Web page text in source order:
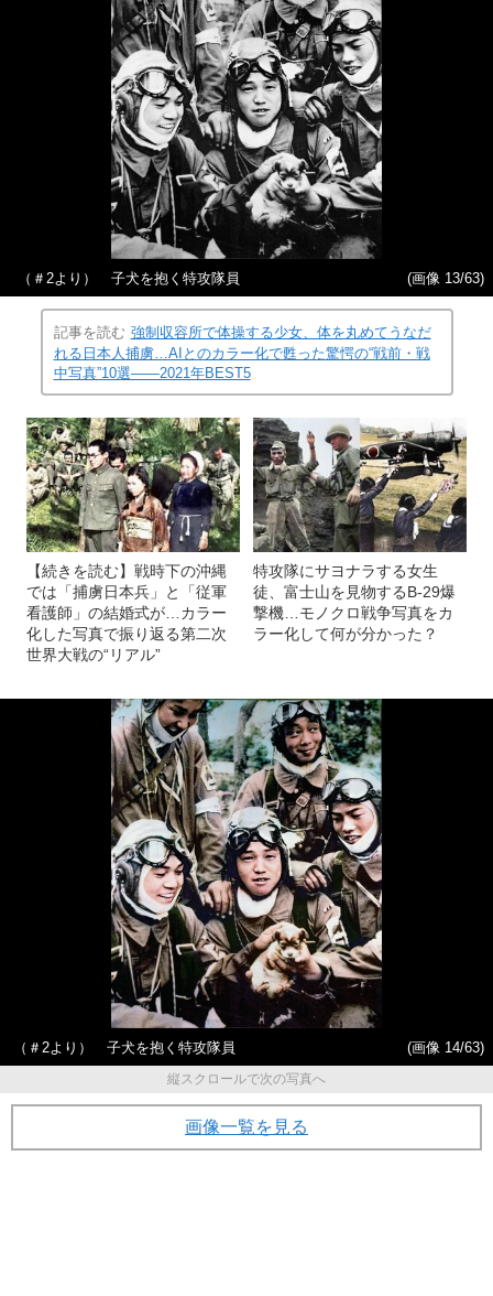
（＃2より） 子犬を抱く特攻隊員 (画像 13/63)
記事を読む 強制収容所で体操する少女、体を丸めてうなだ
れる日本人捕虜…AIとのカラー化で甦った驚愕の“戦前・戦
中写真”10選――2021年BEST5
【続きを読む】戦時下の沖縄
では「捕虜日本兵」と「従軍
看護師」の結婚式が…カラー
化した写真で振り返る第二次
世界大戦の“リアル”
特攻隊にサヨナラする女生
徒、富士山を見物するB-29爆
撃機…モノクロ戦争写真をカ
ラー化して何が分かった？
（＃2より） 子犬を抱く特攻隊員
(画像 14/63)
縦スクロールで次の写真へ
画像一覧を見る